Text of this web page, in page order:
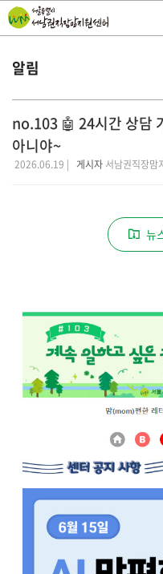
알림
no.103 🤖 24시간 상담
아니야~
2026.06.19 | 게시자 서남권직장맘
뉴